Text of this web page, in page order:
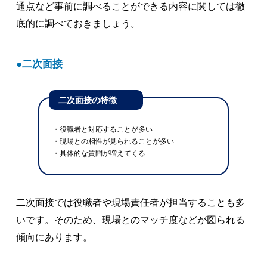
通点など事前に調べることができる内容に関しては徹
底的に調べておきましょう。
二次面接
二次面接の特徴
・役職者と対応することが多い
・現場との相性が見られることが多い
・具体的な質問が増えてくる
二次面接では役職者や現場責任者が担当することも多
いです。そのため、現場とのマッチ度などが図られる
傾向にあります。